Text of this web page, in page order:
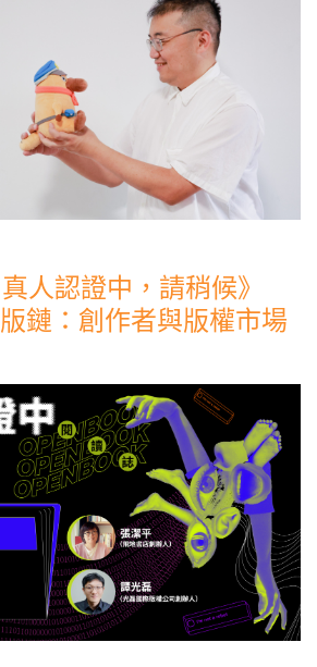
人認證中，請稍候》
版鏈：創作者與版權市場